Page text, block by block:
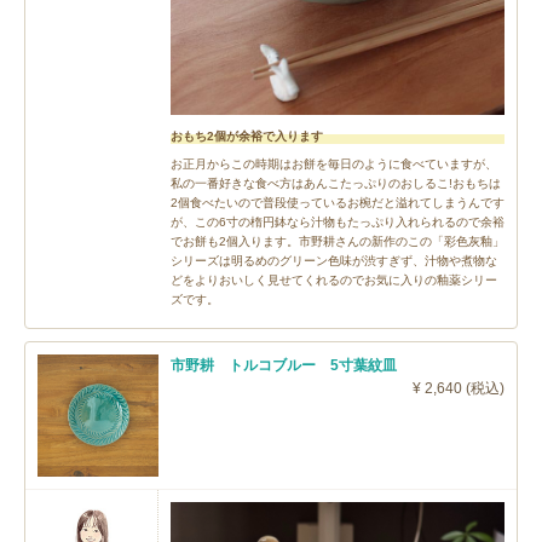
おもち2個が余裕で入ります
お正月からこの時期はお餅を毎日のように食べていますが、
私の一番好きな食べ方はあんこたっぷりのおしるこ!おもちは
2個食べたいので普段使っているお椀だと溢れてしまうんです
が、この6寸の楕円鉢なら汁物もたっぷり入れられるので余裕
でお餅も2個入ります。市野耕さんの新作のこの「彩色灰釉」
シリーズは明るめのグリーン色味が渋すぎず、汁物や煮物な
どをよりおいしく見せてくれるのでお気に入りの釉薬シリー
ズです。
市野耕 トルコブルー 5寸葉紋皿
¥ 2,640 (税込)